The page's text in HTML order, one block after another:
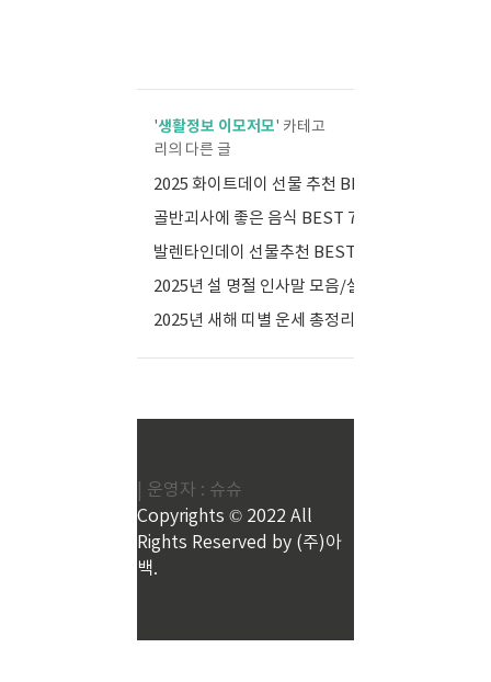
'생활정보 이모저모' 카테고
리의 다른 글
2025 화이트데이 선물 추천 BEST 10
골반괴사에 좋은 음식 BEST 7
발렌타인데이 선물추천 BEST 10
| 운영자 : 슈슈
Copyrights © 2022 All
Rights Reserved by (주)아
백.